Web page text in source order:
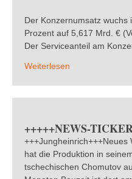
Der Konzernumsatz wuchs
Prozent auf 5,617 Mrd. €
Der Serviceanteil am
Weiterlesen
+++++NEWS-
hat die Produktion in
tschechischen Chomutov